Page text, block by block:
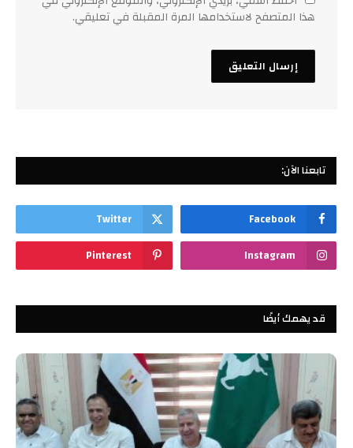
هذا المتصفح لاستخدامها المرة المقبلة في تعليقي.
تابعنا الآن:
Facebook
Twitter
Instagram
Pinterest
قد يهمك أيضًا